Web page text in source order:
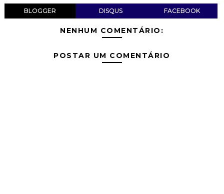
BLOGGER DISQUS FACEBOOK
NENHUM COMENTÁRIO:
POSTAR UM COMENTÁRIO